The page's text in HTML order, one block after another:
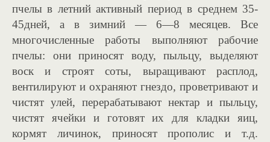
пчелы в летний активный период в среднем 35-
45дней, а в зимний — 6—8 месяцев. Все
многочисленные работы выполняют рабочие
пчелы: они приносят воду, пыльцу, выделяют
воск и строят соты, выращивают расплод,
вентилируют и охраняют гнездо, проветривают и
чистят улей, перерабатывают нектар и пыльцу,
чистят ячейки и готовят их для кладки яиц,
кормят личинок, приносят прополис и т.д.